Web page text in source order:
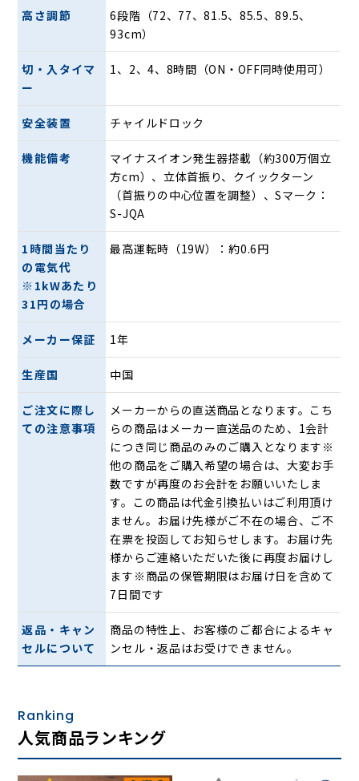
環境に合わせて快適な空調を実現します。
風向きは自由自在の「3Dターン」
上下に約100度、左右に約90度の範囲で立体的に首を振る3D
ターン。お部屋の空気をかき回し、効率よく循環します。
クイックターン機能
離れた場所からリモコンで首振り角度を調節できます。
サーキュレーターとしても使えて一年中活躍
高さ調節
6段階（72、77、81.5、85.5、89.5、
93cm）
切・入タイマ
ー
1、2、4、8時間（ON・OFF同時使用可）
安全装置 チャイルドロック
機能備考
マイナスイオン発生器搭載（約300万個立
方cm）、立体首振り、クイックターン
（首振りの中心位置を調整）、Sマーク：
S-JQA
1時間当たり
の電気代
※1kWあたり
31円の場合
最高運転時（19W）：約0.6円
メーカー保証 1年
生産国 中国
ご注文に際し
ての注意事項
メーカーからの直送商品となります。こち
らの商品はメーカー直送品のため、1会計
につき同じ商品のみのご購入となります※
他の商品をご購入希望の場合は、大変お手
数ですが再度のお会計をお願いいたしま
す。この商品は代金引換払いはご利用頂け
ません。お届け先様がご不在の場合、ご不
在票を投函してお知らせします。お届け先
様からご連絡いただいた後に再度お届けし
ます※商品の保管期限はお届け日を含めて
7日間です
返品・キャン
セルについて
商品の特性上、お客様のご都合によるキャ
ンセル・返品はお受けできません。
Ranking
人気商品ランキング